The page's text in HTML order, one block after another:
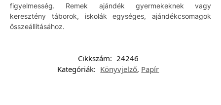
figyelmesség. Remek ajándék gyermekeknek vagy
keresztény táborok, iskolák egységes, ajándékcsomagok
összeállításához.
Cikkszám: 24246
Kategóriák: Könyvjelző, Papír